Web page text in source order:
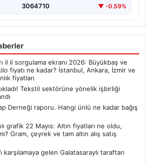
3064710 ▼ -0.59%
il il sorgulama ekranı 2026: Büyükbaş ve
fiyatı ne kadar? İstanbul, Ankara, İzmir ve
fiyatları
Tekstil sektörüne yönelik işbirliği
Derneği raporu. Hangi ünlü ne kadar bağış
grafik 22 Mayıs: Altın fiyatları ne oldu,
Gram, çeyrek ve tam altın alış satış
karşılamaya gelen Galatasaraylı taraftarı